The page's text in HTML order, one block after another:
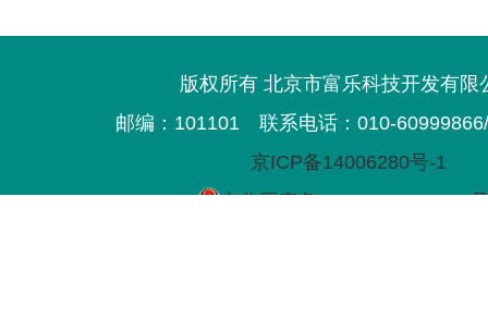
版权所有 北京市富乐科技开发有限
邮编：101101
联系电话：010-
京ICP备14006280号-1
京公网安备11011702000593